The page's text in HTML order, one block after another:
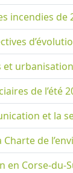
incendies
urbanisation
de l’été
et la
de
en Corse-